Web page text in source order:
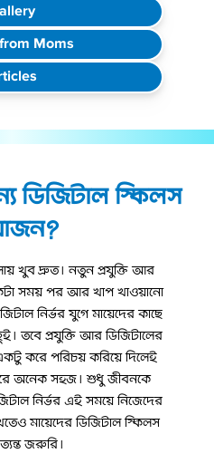
Moms
ডিজিটাল স্কিলস
খুব দ্রুত। নতুন প্রযুক্তি আর
সময় পর আর খাপ খাওয়ানো
নির্ভর যুগে মায়েদের কাছে
তবে প্রযুক্তি আর ডিজিটালের
করে পরিচয় করিয়ে দিলেই
অনেক সহজ। শুধু জীবনকে
নির্ভর এই সময়ে নিজেদের
মায়েদের ডিজিটাল স্কিলস
জরুরি।